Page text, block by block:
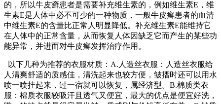
的，所以牛皮癣患者是需要补充维生素的，例如维生素E，维
生素E是人体中必不可少的一种物质，一般牛皮癣患者的血清
中维生素E的含量比正常人明显降低。补充维生素E能维持它
在人体中的正常含量，从而恢复人体因缺乏它而产生的某些功
能异常，并进而对牛皮癣发挥治疗作用。
以下几种为推荐的衣服材质：A.人造丝衣服：人造丝衣服给
人清爽舒适的质感佳，清洗起来也较方便，皱摺时还可以用水
喷一喷挂起来，过一宿就可以恢复，属经济型。B.棉质类衣
服：棉质衣服较吸汗且透气又便宜，最大的优点是便宜好洗，